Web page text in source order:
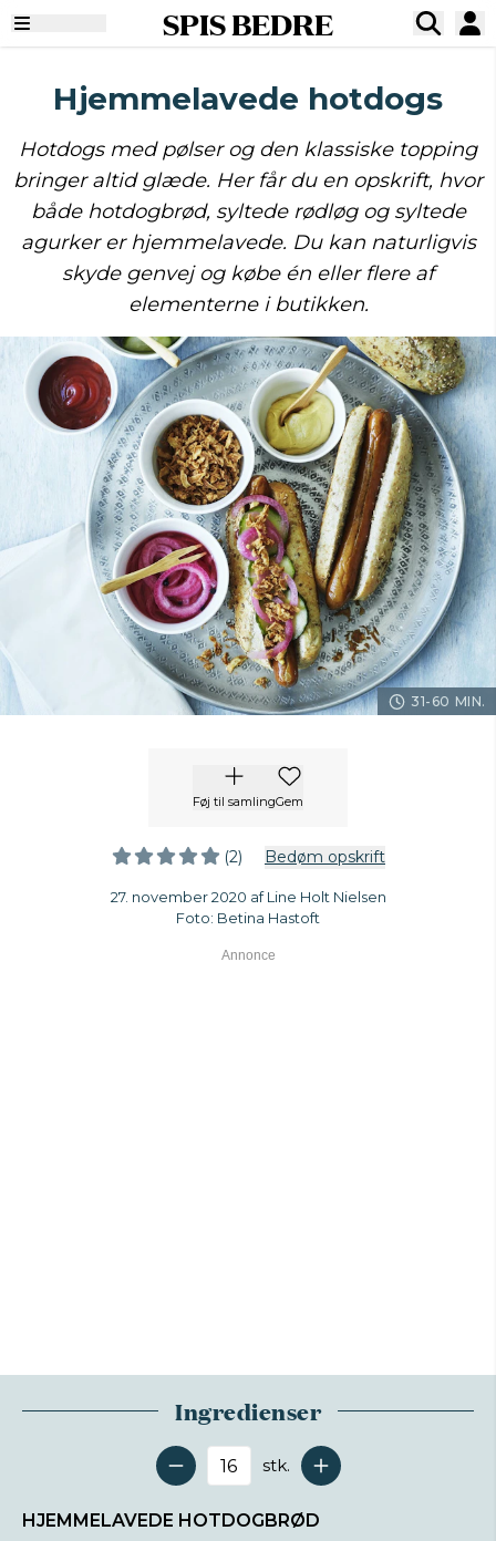
SPIS BEDRE
Hjemmelavede hotdogs
Hotdogs med pølser og den klassiske topping
bringer altid glæde. Her får du en opskrift, hvor
både hotdogbrød, syltede rødløg og syltede
agurker er hjemmelavede. Du kan naturligvis
skyde genvej og købe én eller flere af
elementerne i butikken.
31-60 MIN.
Føj til samlingGem
(2) Bedøm opskrift
27. november 2020 af Line Holt Nielsen
Foto: Betina Hastoft
Ingredienser
Antal serveringer
stk.
HJEMMELAVEDE HOTDOGBRØD